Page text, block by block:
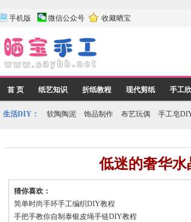
手机版 微信公众号 收藏晒宝
首 页 纸艺知识 折纸教程 现代剪纸 手工
生活DIY： 软陶陶泥 饰品制作 布艺玩偶 手工皂
低迷的奢华
猜你喜欢：
简单时尚手环手工编织DIY教程
手把手教你自制泰银皮绳手链DIY教程